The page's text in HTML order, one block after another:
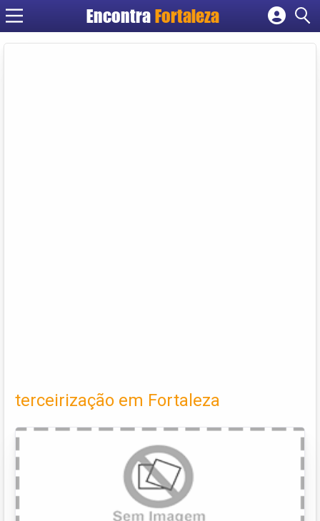
EncontraFortaleza
Cadastrar empresa
terceirização em Fortaleza